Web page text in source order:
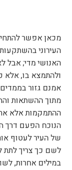
מכאן אפשר
העירוני
האנושי מדי; אבל
ולהתמצא בו, אלא
אמנם גזור
מתוך ההשתאות
ההתמקמות אלא
הנוכח הפעם דרך
של העיר לעטוף
לשם כך צריך לתת
במילים אחרות,